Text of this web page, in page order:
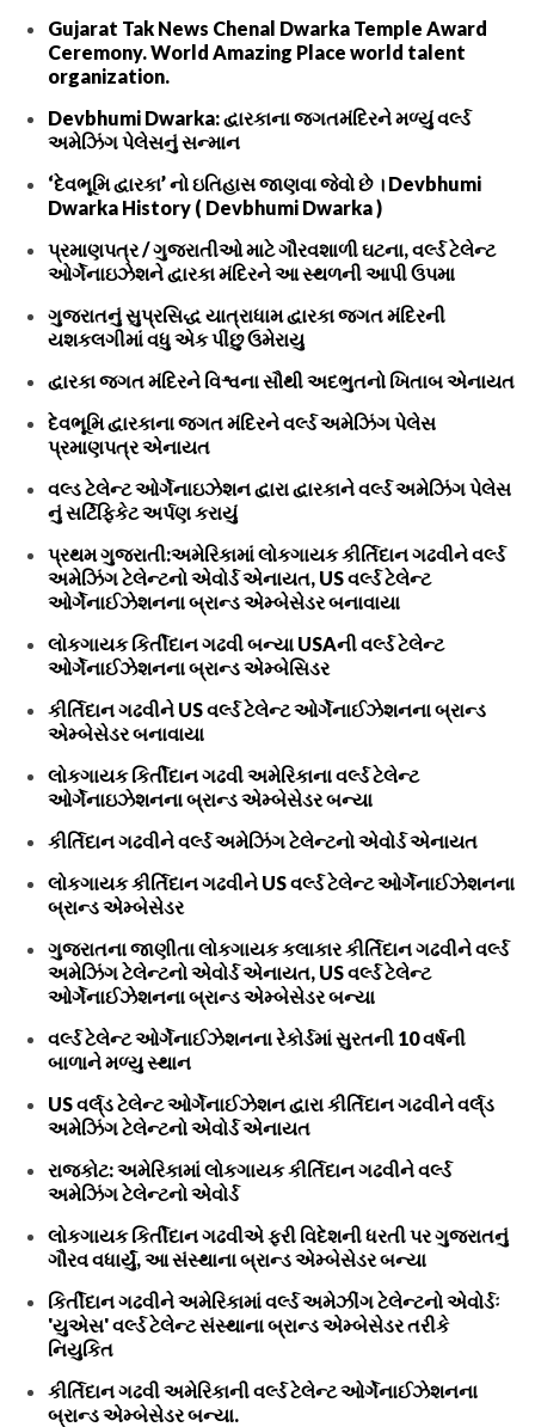
Gujarat Tak News Chenal Dwarka Temple Award
Ceremony. World Amazing Place world talent
organization.
Devbhumi Dwarka: દ્વારકાના જગતમંદિરને મળ્યું વર્લ્ડ
અમેઝિંગ પેલેસનું સન્માન
‘દેવભૂમિ દ્વારકા’ નો ઇતિહાસ જાણવા જેવો છે । Devbhumi
Dwarka History ( Devbhumi Dwarka )
પ્રમાણપત્ર / ગુજરાતીઓ માટે ગૌરવશાળી ઘટના, વર્લ્ડ ટેલેન્ટ
ઓર્ગેનાઇઝેશને દ્વારકા મંદિરને આ સ્થળની આપી ઉપમા
ગુજરાતનું સુપ્રસિદ્ધ યાત્રાધામ દ્વારકા જગત મંદિરની
યશકલગીમાં વધુ એક પીંછુ ઉમેરાયુ
દ્વારકા જગત મંદિરને વિશ્વના સૌથી અદભુતનો ખિતાબ એનાયત
દેવભૂમિ દ્વારકાના જગત મંદિરને વર્લ્ડ અમેઝિંગ પેલેસ
પ્રમાણપત્ર એનાયત
વલ્ડ ટેલેન્ટ ઓર્ગેનાઇઝેશન દ્વારા દ્વારકાને વર્લ્ડ અમેઝિંગ પેલેસ
નું સર્ટિફિકેટ અર્પણ કરાયું
પ્રથમ ગુજરાતી:અમેરિકામાં લોકગાયક કીર્તિદાન ગઢવીને વર્લ્ડ
અમેઝિંગ ટેલેન્ટનો એવોર્ડ એનાયત, US વર્લ્ડ ટેલેન્ટ
ઓર્ગેનાઈઝેશનના બ્રાન્ડ એમ્બેસેડર બનાવાયા
લોકગાયક કિર્તીદાન ગઢવી બન્યા USAની વર્લ્ડ ટેલેન્ટ
ઓર્ગેનાઈઝેશનના બ્રાન્ડ એમ્બેસિડર
કીર્તિદાન ગઢવીને US વર્લ્ડ ટેલેન્ટ ઓર્ગેનાઈઝેશનના બ્રાન્ડ
એમ્બેસેડર બનાવાયા
લોકગાયક કિર્તીદાન ગઢવી અમેરિકાના વર્લ્ડ ટેલેન્ટ
ઓર્ગેનાઇઝેશનના બ્રાન્ડ એમ્બેસેડર બન્યા
કીર્તિદાન ગઢવીને વર્લ્ડ અમેઝિંગ ટેલેન્ટનો એવોર્ડ એનાયત
લોકગાયક કીર્તિદાન ગઢવીને US વર્લ્ડ ટેલેન્ટ ઓર્ગેનાઈઝેશનના
બ્રાન્ડ એમ્બેસેડર
ગુજરાતના જાણીતા લોકગાયક કલાકાર કીર્તિદાન ગઢવીને વર્લ્ડ
અમેઝિંગ ટેલેન્ટનો એવોર્ડ એનાયત, US વર્લ્ડ ટેલેન્ટ
ઓર્ગેનાઈઝેશનના બ્રાન્ડ એમ્બેસેડર બન્યા
વર્લ્ડ ટેલેન્ટ ઓર્ગેનાઈઝેશનના રેકોર્ડમાં સુરતની 10 વર્ષની
બાળાને મળ્યુ સ્થાન
US વર્લ્‌ડ ટેલેન્ટ ઓર્ગેનાઈઝેશન દ્વારા કીર્તિદાન ગઢવીને વર્લ્‌ડ
અમેઝિંગ ટેલેન્ટનો એવોર્ડ એનાયત
રાજકોટ: અમેરિકામાં લોકગાયક કીર્તિદાન ગઢવીને વર્લ્ડ
અમેઝિંગ ટેલેન્ટનો એવોર્ડ
લોકગાયક કિર્તીદાન ગઢવીએ ફરી વિદેશની ધરતી પર ગુજરાતનું
ગૌરવ વધાર્યું, આ સંસ્થાના બ્રાન્ડ એમ્બેસેડર બન્યા
કિર્તીદાન ગઢવીને અમેરિકામાં વર્લ્ડ અમેઝીંગ ટેલેન્ટનો એવોર્ડઃ
'યુએસ' વર્લ્ડ ટેલેન્ટ સંસ્થાના બ્રાન્ડ એમ્બેસેડર તરીકે
નિયુકિત
કીર્તિદાન ગઢવી અમેરિકાની વર્લ્ડ ટેલેન્ટ ઓર્ગેનાઈઝેશનના
બ્રાન્ડ એમ્બેસેડર બન્યા.